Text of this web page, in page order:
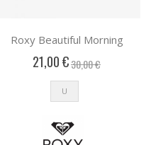
Roxy Beautiful Morning
21,00 €30,00 €
U